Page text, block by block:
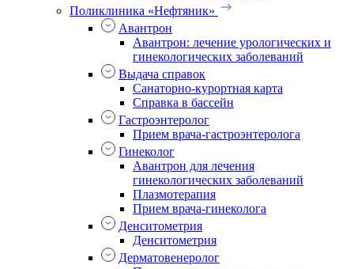
Поликлиника «Нефтяник»
Авантрон
Авантрон: лечение урологических и
гинекологических заболеваний
Выдача справок
Санаторно-курортная карта
Справка в бассейн
Гастроэнтеролог
Прием врача-гастроэнтеролога
Гинеколог
Авантрон для лечения
гинекологических заболеваний
Плазмотерапия
Прием врача-гинеколога
Денситометрия
Денситометрия
Дерматовенеролог